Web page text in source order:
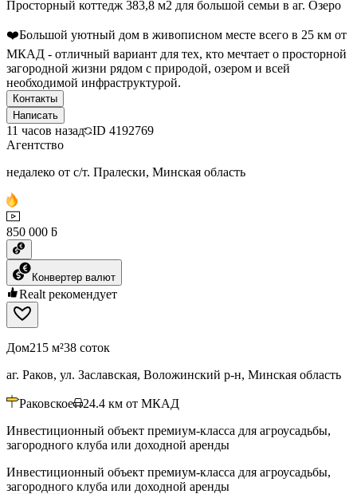
Просторный коттедж 383,8 м2 для большой семьи в аг. Озеро
❤️Большой уютный дом в живописном месте всего в 25 км от
МКАД - отличный вариант для тех, кто мечтает о просторной
загородной жизни рядом с природой, озером и всей
необходимой инфраструктурой.
Контакты
Написать
11 часов назад ID 4192769
Агентство
недалеко от с/т. Пралески, Минская область
850 000 ƃ
Конвертер валют
Realt рекомендует
Дом215 м²38 соток
аг. Раков, ул. Заславская, Воложинский р-н, Минская область
Раковское 24.4 км от МКАД
Инвестиционный объект премиум-класса для агроусадьбы,
загородного клуба или доходной аренды
Инвестиционный объект премиум-класса для агроусадьбы,
загородного клуба или доходной аренды